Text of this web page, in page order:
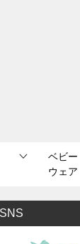
ベビー
ウェア
SNS